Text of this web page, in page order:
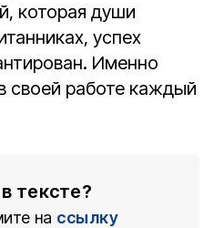
которая души
успех
Именно
своей работе каждый
тексте?
на ссылку